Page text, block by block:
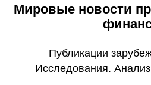
Мировые новости
Публикации
Исследования.